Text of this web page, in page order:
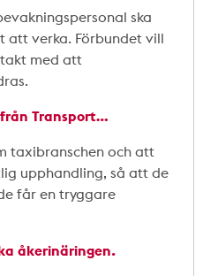
ska
att verka. Förbundet vill
med att
Transport…
taxibranschen och att
upphandling, så att de
får en tryggare
åkerinäringen.